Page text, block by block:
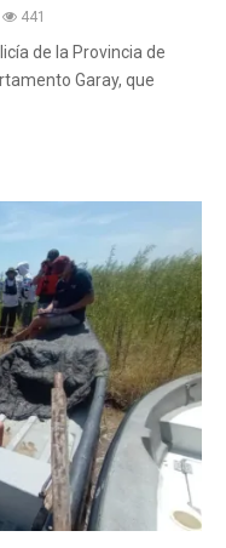
441
de la Provincia de
Garay, que